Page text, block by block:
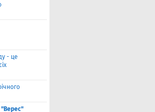
- це
"Верес"